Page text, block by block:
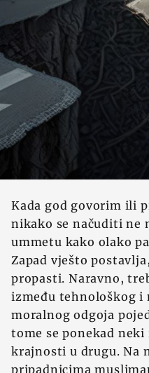
Kada god govorim ili
nikako se načuditi ne
ummetu kako olako
Zapad vješto
propasti. Naravno,
između tehnološkog i
moralnog odgoja
tome se ponekad
krajnosti u drugu. Na
pripadnicima